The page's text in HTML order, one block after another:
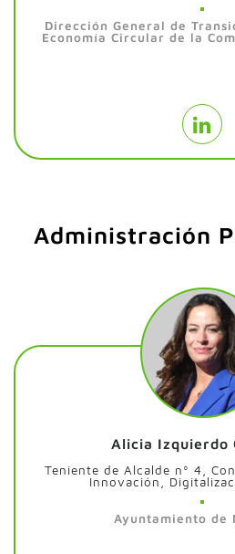
Dirección General de
Economía Circular de la
Administración
Alicia Izquierdo
Teniente de Alcalde nº 4,
Innovación,
Ayuntamiento de